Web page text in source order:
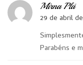
Mirna Plá
29 de abril
Parabéns e